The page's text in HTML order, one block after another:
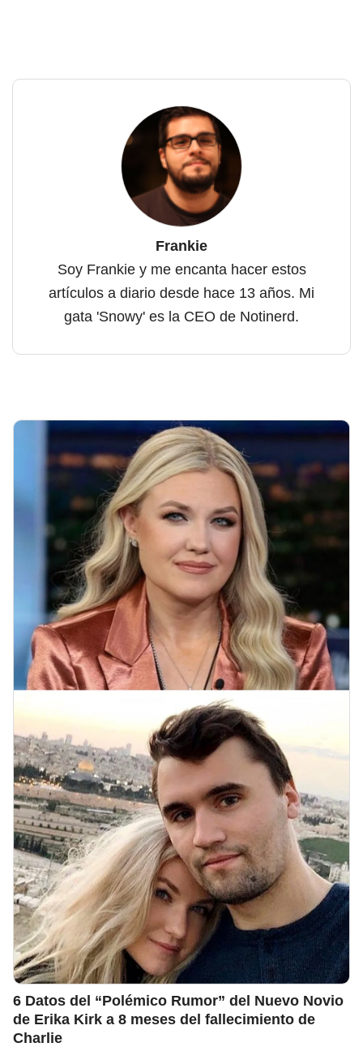
Frankie
Soy Frankie y me encanta hacer estos
artículos a diario desde hace 13 años. Mi
gata 'Snowy' es la CEO de Notinerd.
6 Datos del “Polémico Rumor” del Nuevo Novio
de Erika Kirk a 8 meses del fallecimiento de
Charlie